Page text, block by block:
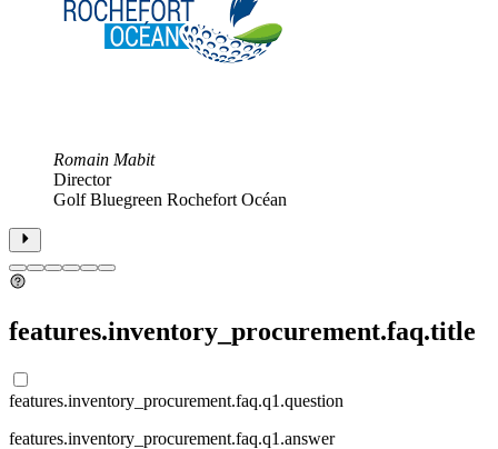
features.inventory_procurement.faq.title
features.inventory_procurement.faq.q1.question
features.inventory_procurement.faq.q1.answer